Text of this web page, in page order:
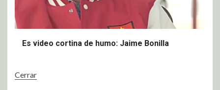
Es video cortina de humo: Jaime Bonilla
Cerrar